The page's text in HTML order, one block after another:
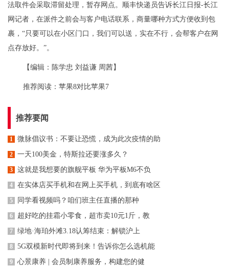
法取件会采取滞留处理，暂存网点。顺丰快递员告诉长江日报-长江
网记者，在派件之前会与客户电话联系，商量哪种方式方便收到包
裹，“只要可以在小区门口，我们可以送，实在不行，会帮客户在网
点存放好。”。
【编辑：陈学忠 刘益谦 周茜】
推荐阅读： 苹果8对比苹果7
推荐要闻
1 微脉倡议书：不要让恐慌，成为此次疫情的助
2 一天100美金，特斯拉还要涨多久？
3 这就是我想要的旗舰平板 华为平板M6不负
4 在实体店买手机和在网上买手机，到底有啥区
5 同学看视频吗？咱们班主任直播的那种
6 超好吃的挂霜小零食，超市卖10元1斤，教
7 绿地·海珀外滩3.18认筹结束：解锁沪上
8 5G双模新时代即将到来！告诉你怎么选机能
9 心景康养 | 会员制康养服务，构建您的健